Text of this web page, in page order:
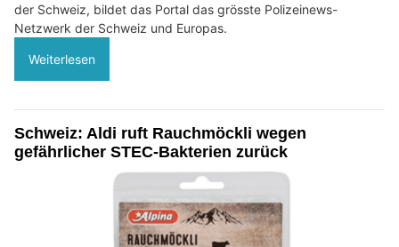
der Schweiz, bildet das Portal das grösste Polizeinews-
Netzwerk der Schweiz und Europas.
Weiterlesen
Schweiz: Aldi ruft Rauchmöckli wegen
gefährlicher STEC-Bakterien zurück